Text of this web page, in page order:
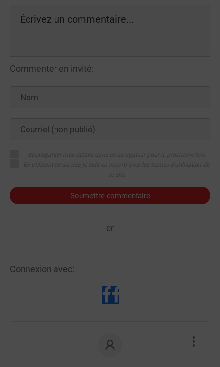
Commenter en invité:
Soumettre commentaire
or
Connexion avec: